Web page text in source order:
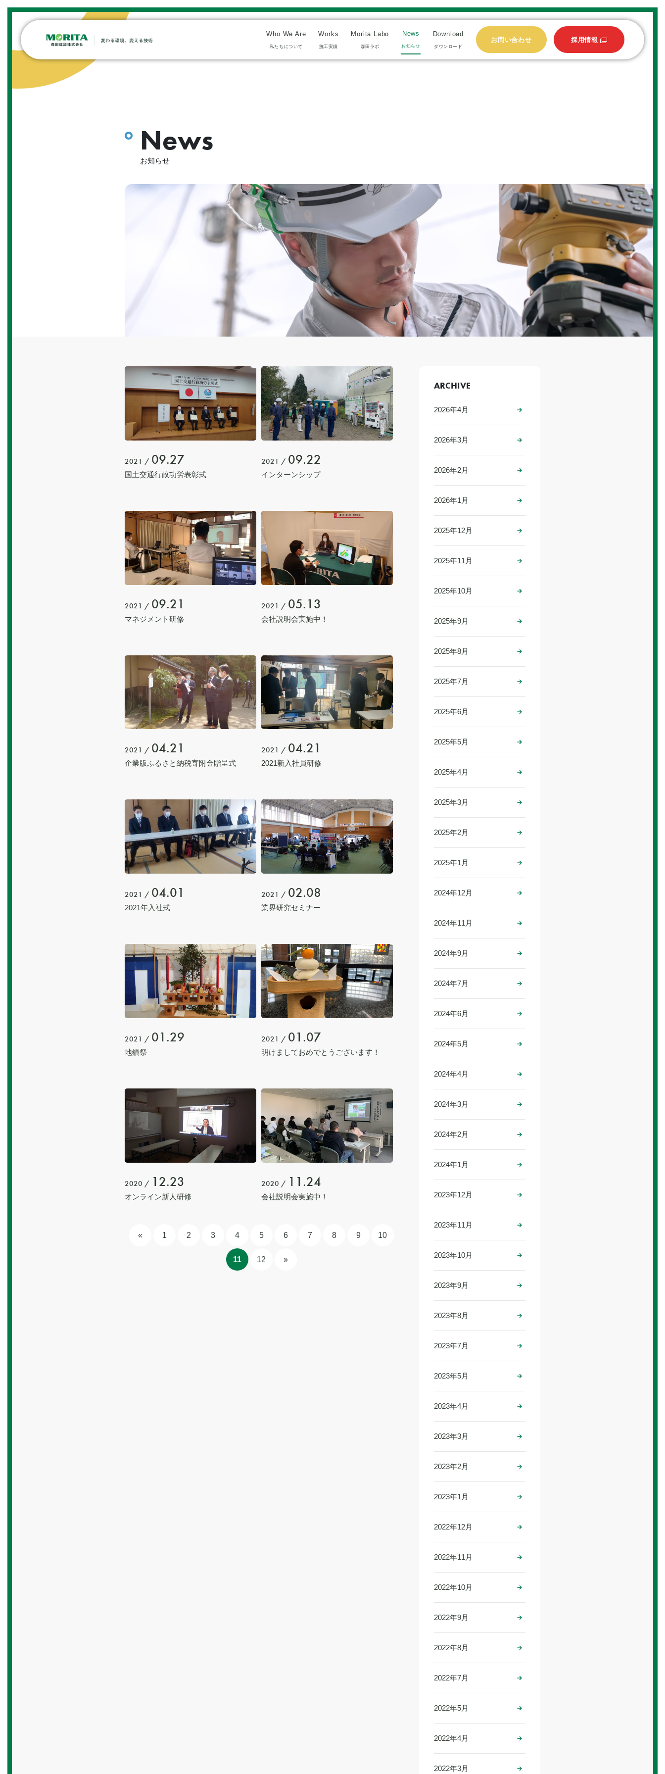
Who We Are
私たちについて
Works
施工実績
Morita Labo
森田ラボ
News
お知らせ
Download
ダウンロード
お問い合わせ 採用情報
News
お知らせ
2021 / 09.27
国土交通行政功労表彰式
2021 / 09.22
インターンシップ
2021 / 09.21
マネジメント研修
2021 / 05.13
会社説明会実施中！
2021 / 04.21
企業版ふるさと納税寄附金贈呈式
2021 / 04.21
2021新入社員研修
2021 / 04.01
2021年入社式
2021 / 02.08
業界研究セミナー
2021 / 01.29
地鎮祭
2021 / 01.07
明けましておめでとうございます！
2020 / 12.23
オンライン新人研修
2020 / 11.24
会社説明会実施中！
« 1 2 3 4 5 6 7 8 9 10
11 12 »
ARCHIVE
2026年4月
2026年3月
2026年2月
2026年1月
2025年12月
2025年11月
2025年10月
2025年9月
2025年8月
2025年7月
2025年6月
2025年5月
2025年4月
2025年3月
2025年2月
2025年1月
2024年12月
2024年11月
2024年9月
2024年7月
2024年6月
2024年5月
2024年4月
2024年3月
2024年2月
2024年1月
2023年12月
2023年11月
2023年10月
2023年9月
2023年8月
2023年7月
2023年5月
2023年4月
2023年3月
2023年2月
2023年1月
2022年12月
2022年11月
2022年10月
2022年9月
2022年8月
2022年7月
2022年5月
2022年4月
2022年3月